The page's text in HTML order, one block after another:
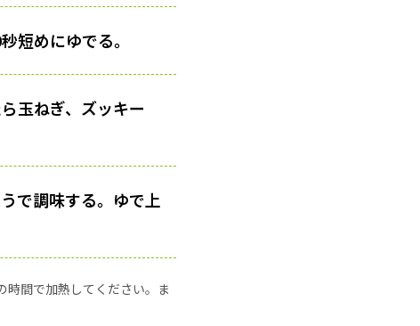
短めにゆでる。
玉ねぎ、ズッキー
で調味する。ゆで上
間で加熱してください。ま